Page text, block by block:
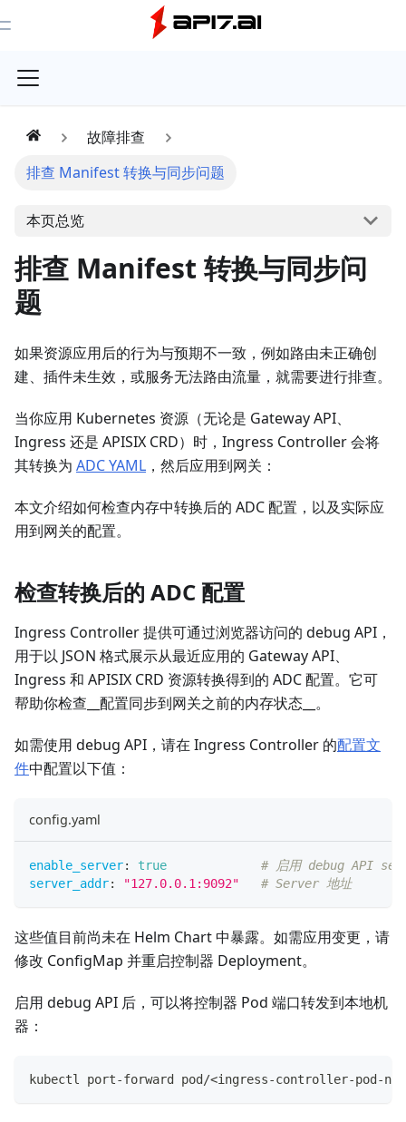
Toggle Menu
故障排查
排查 Manifest 转换与同步问题
本页总览
排查 Manifest 转换与同步问
题
如果资源应用后的行为与预期不一致，例如路由未正确创
建、插件未生效，或服务无法路由流量，就需要进行排查。
当你应用 Kubernetes 资源（无论是 Gateway API、
Ingress 还是 APISIX CRD）时，Ingress Controller 会将
其转换为 ADC YAML ，然后应用到网关：
本文介绍如何检查内存中转换后的 ADC 配置，以及实际应
用到网关的配置。
检查转换后的 ADC 配置
Ingress Controller 提供可通过浏览器访问的 debug API，
用于以 JSON 格式展示从最近应用的 Gateway API、
Ingress 和 APISIX CRD 资源转换得到的 ADC 配置。它可
帮助你检查__配置同步到网关之前的内存状态__。
如需使用 debug API，请在 Ingress Controller 的配置文
件中配置以下值：
config.yaml
enable_server: true
# 启用 debug API
server_addr: "127.0.0.1:9092" # Server 地址
这些值目前尚未在 Helm Chart 中暴露。如需应用变更，请
修改 ConfigMap 并重启控制器 Deployment。
启用 debug API 后，可以将控制器 Pod 端口转发到本地机
器：
kubectl port-forward pod/<ingress-controller-pod-